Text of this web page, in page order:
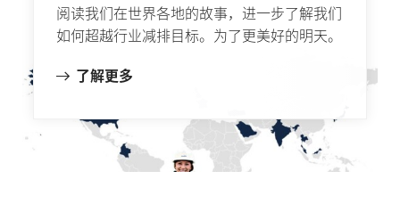
阅读我们在世界各地的故事，进一步了解我们
如何超越行业减排目标。为了更美好的明天。
了解更多